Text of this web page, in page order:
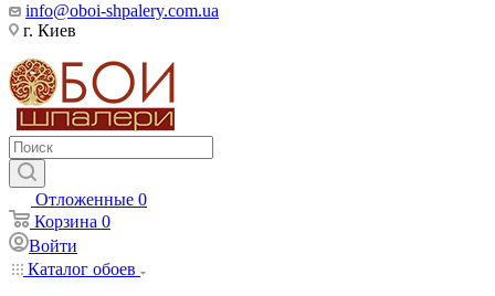
info@oboi-shpalery.com.ua
г. Киев
Отложенные 0
Корзина 0
Войти
Каталог обоев